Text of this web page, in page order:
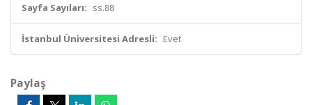
Sayfa Sayıları: ss.88
İstanbul Üniversitesi Adresli: Evet
Paylaş